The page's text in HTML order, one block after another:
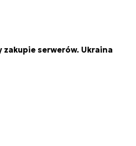
serwerów. Ukraina